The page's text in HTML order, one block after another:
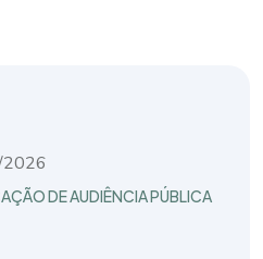
DE AUDIÊNCIA PÚBLICA